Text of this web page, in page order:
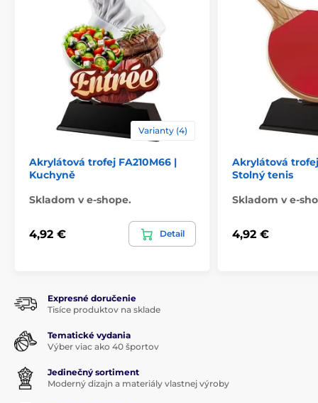
Varianty (4)
Akrylátová trofej FA210M66 |
Kuchyně
Skladom v e-shope.
4,92 € Detail
Akrylátová trofej
Stolný tenis
Skladom v e-
4,92 €
Expresné doručenie
Tisíce produktov na sklade
Tematické vydania
Výber viac ako 40 športov
Jedinečný sortiment
Moderný dizajn a materiály vlastnej výroby